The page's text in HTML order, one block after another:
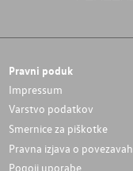
Pravni poduk
Impressum
Varstvo podatkov
Smernice za piškotke
Pravna izjava o povezavah
Pogoji uporabe